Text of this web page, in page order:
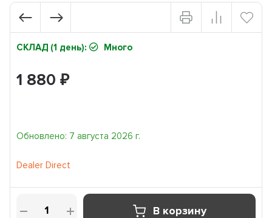
СКЛАД (1 день): Много
1 880₽
Обновлено: 7 августа 2026 г.
Dealer Direct
В корзину